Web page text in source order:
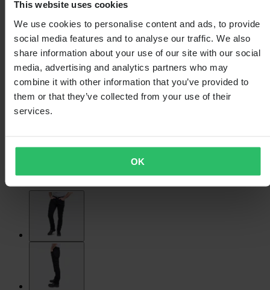
This website uses cookies
We use cookies to personalise content and ads, to provide
social media features and to analyse our traffic. We also
share information about your use of our site with our social
media, advertising and analytics partners who may
combine it with other information that you’ve provided to
them or that they’ve collected from your use of their
services.
OK